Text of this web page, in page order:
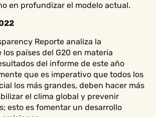
en profundizar el modelo actual.
Reporte analiza la
países del G20 en materia
del informe de este año
que es imperativo que todos los
los más grandes, deben hacer más
el clima global y prevenir
esto es fomentar un desarrollo